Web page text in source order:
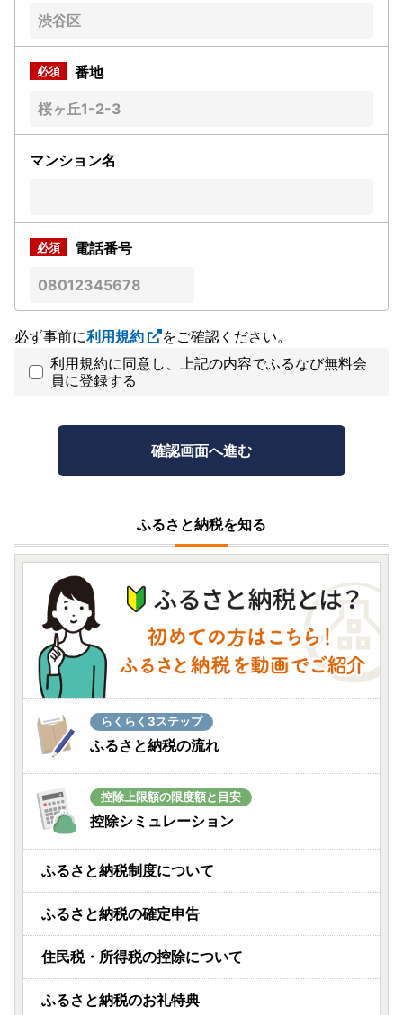
番地
マンション名
電話番号
必ず事前に利用規約
をご確認ください。
利用規約に同意し、上記の内容でふるなび無料会
員に登録する
ふるさと納税を知る
らくらく3ステップ
ふるさと納税の流れ
控除上限額の限度額と目安
控除シミュレーション
ふるさと納税制度について
ふるさと納税の確定申告
住民税・所得税の控除について
ふるさと納税のお礼特典